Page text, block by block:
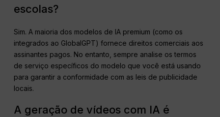
escolas?
Sim. A maioria dos modelos de IA premium (como os
integrados ao GlobalGPT) fornece direitos comerciais aos
assinantes pagos. No entanto, sempre analise os termos
de serviço específicos do modelo que você está usando
para garantir a conformidade com as leis de publicidade
locais.
A geração de vídeos com IA é